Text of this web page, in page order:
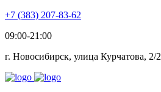
+7 (383) 207-83-62
09:00-21:00
г. Новосибирск, улица Курчатова, 2/2